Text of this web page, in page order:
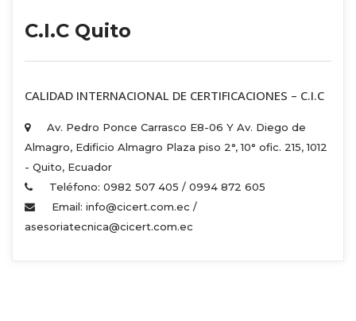
C.I.C Quito
CALIDAD INTERNACIONAL DE CERTIFICACIONES – C.I.C
Av. Pedro Ponce Carrasco E8-06 Y Av. Diego de
Almagro, Edificio Almagro Plaza piso 2°, 10° ofic. 215, 1012
- Quito, Ecuador
Teléfono: 0982 507 405 / 0994 872 605
Email: info@cicert.com.ec /
asesoriatecnica@cicert.com.ec